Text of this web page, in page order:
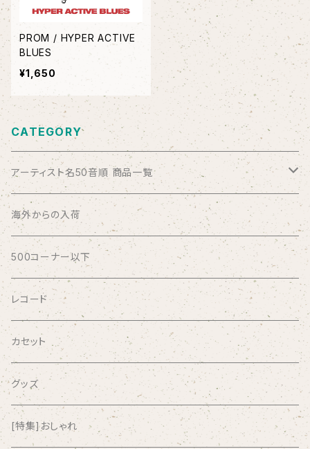
PROM / HYPER ACTIVE
BLUES
¥1,650
CATEGORY
アーティスト名50音順 商品一覧
ABSOLUTE LOSERS
AFRICA
AGU
AIRCRAFT
airlie
AKUTAGAWA FANCLUB
海外からの入荷
500コーナー以下
レコード
カセット
グッズ
[特集]おしゃれ